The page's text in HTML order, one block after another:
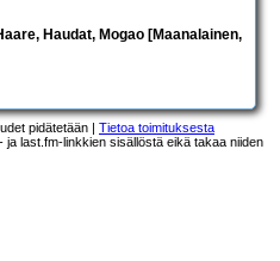
Haudat, Mogao [Maanalainen,
pidätetään | Tietoa toimituksesta
last.fm-linkkien sisällöstä eikä takaa niiden